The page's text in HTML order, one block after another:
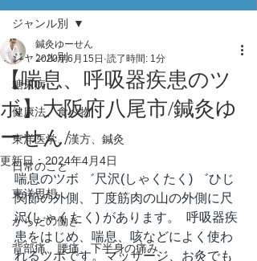
ジャンル別
糖尿病
健康法、食べ物
東洋医学、漢方、鍼灸
日常のこと
東洋思想
からだの働き
背部痛、腰痛、下半身の痛み
ジャンル別
【喘息、呼吸器疾患のツ
ボ】大阪府八尾市/鍼灸ゆ
ーせん/
鍼灸ゆーせん
2020年6月15日 読了時間: 1分
更新日：2024年4月4日
喘息のツボ ゛尺沢(しゃくたく) ゛ひじ
関節の外側、丁度筋肉の山の外側に尺
沢(しゃくたく) があります。  呼吸器疾
患をはじめ、喘息、咳などによく使わ
れるツボです。マッサージ、お灸でも